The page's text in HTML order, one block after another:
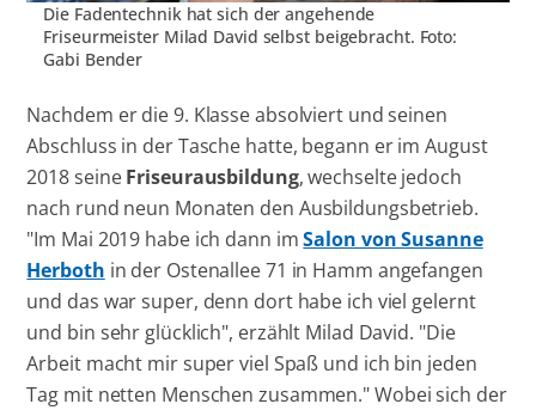
Die Fadentechnik hat sich der angehende
Friseurmeister Milad David selbst beigebracht. Foto:
Gabi Bender
Nachdem er die 9. Klasse absolviert und seinen
Abschluss in der Tasche hatte, begann er im August
2018 seineFriseurausbildung, wechselte jedoch
nach rund neun Monaten den Ausbildungsbetrieb.
"Im Mai 2019 habe ich dann imSalon von Susanne
Herboth in der Ostenallee 71 in Hamm angefangen
und das war super, denn dort habe ich viel gelernt
und bin sehr glücklich", erzählt Milad David. "Die
Arbeit macht mir super viel Spaß und ich bin jeden
Tag mit netten Menschen zusammen." Wobei sich der